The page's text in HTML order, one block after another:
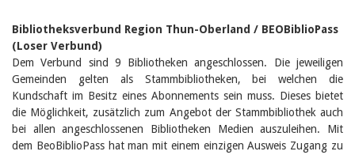
Bibliotheksverbund Region Thun-Oberland / BEOBiblioPass
(Loser Verbund)
Dem Verbund sind 9 Bibliotheken angeschlossen. Die jeweiligen
Gemeinden gelten als Stammbibliotheken, bei welchen die
Kundschaft im Besitz eines Abonnements sein muss. Dieses bietet
die Möglichkeit, zusätzlich zum Angebot der Stammbibliothek auch
bei allen angeschlossenen Bibliotheken Medien auszuleihen. Mit
dem BeoBiblioPass hat man mit einem einzigen Ausweis Zugang zu